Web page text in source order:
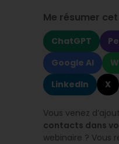
Me résumer
ChatGPT
Google AI
LinkedIn
X
Vous venez
contacts dans
webinaire ? Vous